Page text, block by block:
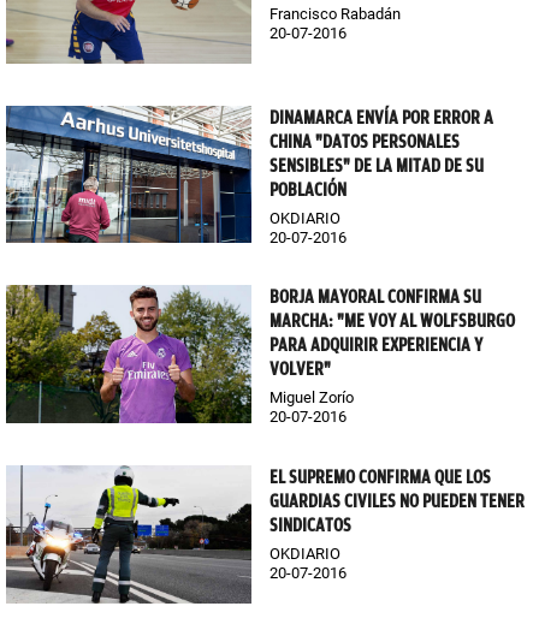
Francisco Rabadán
20-07-2016
DINAMARCA ENVÍA POR ERROR A
CHINA "DATOS PERSONALES
SENSIBLES" DE LA MITAD DE SU
POBLACIÓN
OKDIARIO
20-07-2016
BORJA MAYORAL CONFIRMA SU
MARCHA: "ME VOY AL WOLFSBURGO
PARA ADQUIRIR EXPERIENCIA Y
VOLVER"
Miguel Zorío
20-07-2016
EL SUPREMO CONFIRMA QUE LOS
GUARDIAS CIVILES NO PUEDEN TENER
SINDICATOS
OKDIARIO
20-07-2016